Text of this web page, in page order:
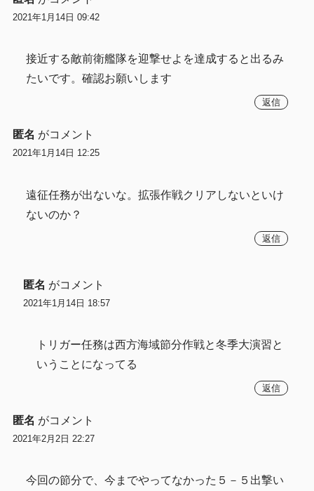
2021年1月14日 09:42
接近する敵前衛艦隊を迎撃せよを達成すると出るみ
たいです。確認お願いします
返信
匿名 がコメント
2021年1月14日 12:25
遠征任務が出ないな。拡張作戦クリアしないといけ
ないのか？
返信
匿名 がコメント
2021年1月14日 18:57
トリガー任務は西方海域節分作戦と冬季大演習と
いうことになってる
返信
匿名 がコメント
2021年2月2日 22:27
今回の節分で、今までやってなかった５－５出撃い